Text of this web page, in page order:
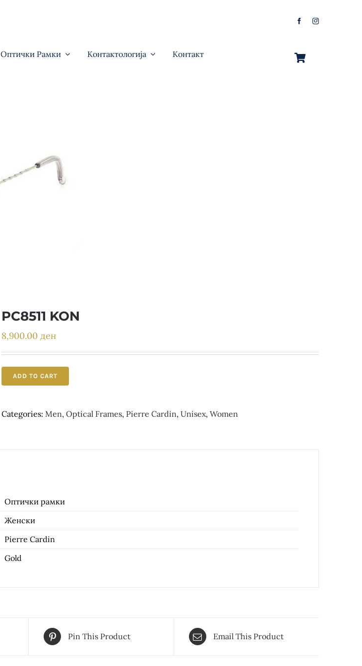
Оптички Рамки Контактологија Контакт
PC8511 KON
8,900.00 ден
ADD TO CART
Categories: Men, Optical Frames, Pierre Cardin, Unisex, Women
Оптички рамки
Женски
Pierre Cardin
Gold
Pin This Product Email This Product